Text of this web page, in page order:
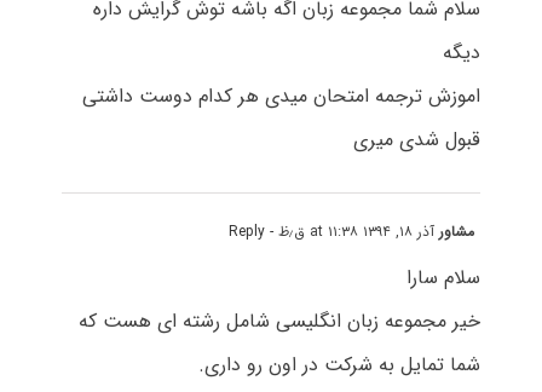
سلام شما مجموعه زبان اگه باشه توش گرایش داره
دیگه
اموزش ترجمه امتحان میدی هر کدام دوست داشتی
قبول شدی میری
مشاورآذر ۱۸, ۱۳۹۴ at ۱۱:۳۸ ق٫ظ - Reply
سلام سارا
خیر مجموعه زبان انگلیسی شامل رشته ای هست که
شما تمایل به شرکت در اون رو داری.